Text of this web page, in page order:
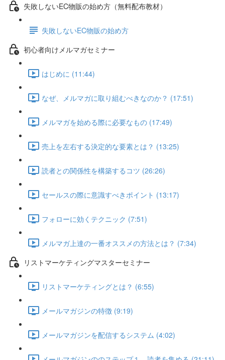
失敗しないEC物販の始め方（無料配布教材）
失敗しないEC物販の始め方
初心者向けメルマガセミナー
はじめに (11:44)
なぜ、メルマガに取り組むべきなのか？ (17:51)
メルマガを始める際に必要なもの (17:49)
売上を左右する決定的な要素とは？ (13:25)
読者との関係性を構築するコツ (26:26)
セールスの際に意識すべきポイント (13:17)
フォローに効くテクニック (7:51)
メルマガ上達の一番オススメの方法とは？ (7:34)
リストマーケティングマスターセミナー
リストマーケティングとは？ (6:55)
メールマガジンの特徴 (9:19)
メールマガジンを配信するシステム (4:02)